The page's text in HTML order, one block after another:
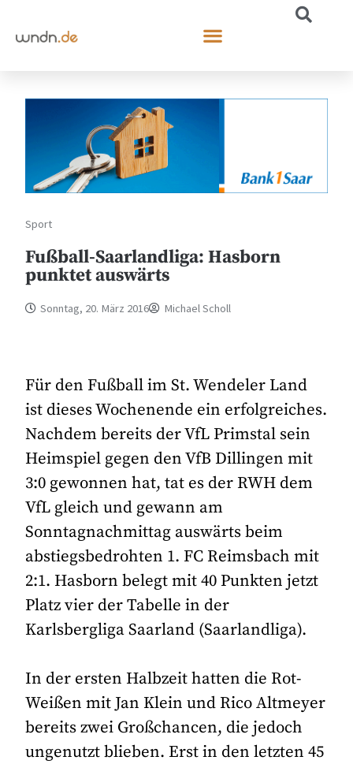
Sport
Fußball-Saarlandliga: Hasborn
punktet auswärts
Sonntag, 20. März 2016 Michael Scholl
Für den Fußball im St. Wendeler Land
ist dieses Wochenende ein erfolgreiches.
Nachdem bereits der VfL Primstal sein
Heimspiel gegen den VfB Dillingen mit
3:0 gewonnen hat, tat es der RWH dem
VfL gleich und gewann am
Sonntagnachmittag auswärts beim
abstiegsbedrohten 1. FC Reimsbach mit
2:1. Hasborn belegt mit 40 Punkten jetzt
Platz vier der Tabelle in der
Karlsbergliga Saarland (Saarlandliga).
In der ersten Halbzeit hatten die Rot-
Weißen mit Jan Klein und Rico Altmeyer
bereits zwei Großchancen, die jedoch
ungenutzt blieben. Erst in den letzten 45